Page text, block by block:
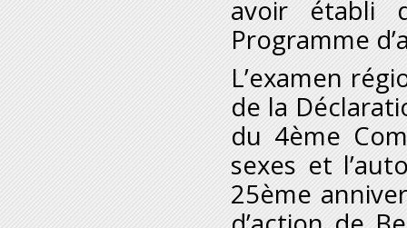
avoir établi
Programme
L’examen
de la
du 4ème
sexes et
25ème